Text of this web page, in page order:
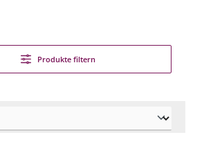
Produkte filtern